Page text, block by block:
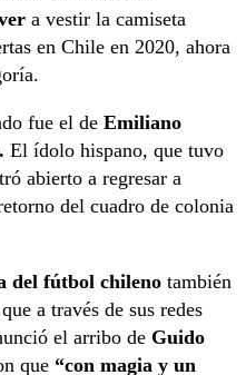
a vestir la camiseta
en Chile en 2020, ahora
fue el de Emiliano
El ídolo hispano, que tuvo
abierto a regresar a
del cuadro de colonia
del fútbol chileno también
a través de sus redes
el arribo de Guido
que “con magia y un